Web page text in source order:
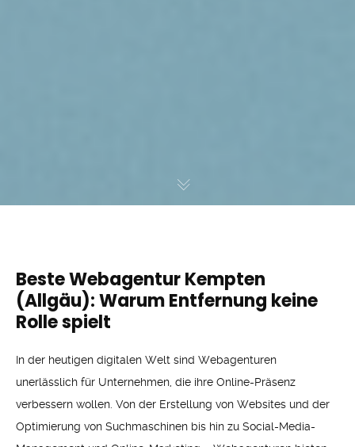
Beste Webagentur Kempten
(Allgäu): Warum Entfernung keine
Rolle spielt
In der heutigen digitalen Welt sind Webagenturen
unerlässlich für Unternehmen, die ihre Online-Präsenz
verbessern wollen. Von der Erstellung von Websites und der
Optimierung von Suchmaschinen bis hin zu Social-Media-